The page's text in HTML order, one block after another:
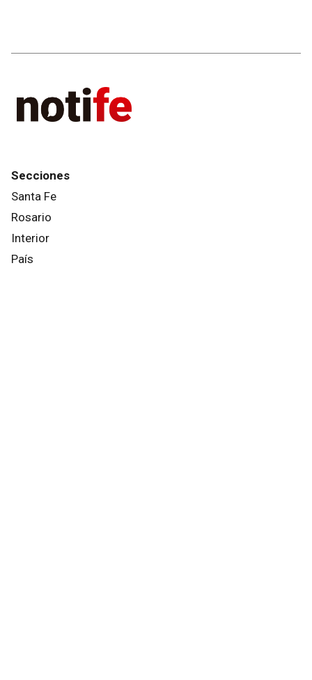
Secciones
Santa Fe
Rosario
Interior
País